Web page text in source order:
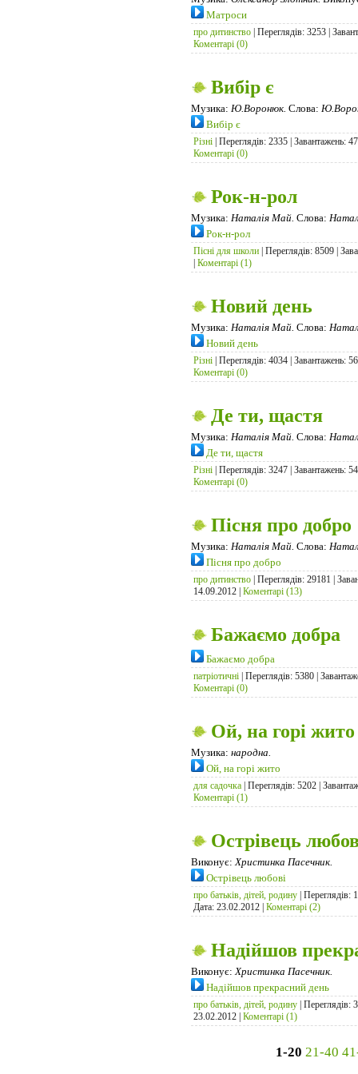
Матроси
про дитинство | Переглядів: 3253 |
Коментарі (0)
Вибір є
Музика: Ю.Воронюк. Слова:
Вибір є
Різні | Переглядів: 2335 | Завантажень:
Коментарі (0)
Рок-н-рол
Музика: Наталія Май. Слова:
Рок-н-рол
Пісні для школи | Переглядів: 8509 |
Коментарі (1)
Новий день
Музика: Наталія Май. Слова:
Новий день
Різні | Переглядів: 4034 | Завантажень:
Коментарі (0)
Де ти, щастя
Музика: Наталія Май. Слова:
Де ти, щастя
Різні | Переглядів: 3247 | Завантажень:
Коментарі (0)
Пісня про добро
Музика: Наталія Май. Слова:
Пісня про добро
про дитинство | Переглядів: 29181 |
14.09.2012 Коментарі (13)
Бажаємо добра
Бажаємо добра
патріотичні | Переглядів: 5380 |
Коментарі (0)
Ой, на горі жито
Музика: народна.
Ой, на горі жито
для садочка | Переглядів: 5202 |
Коментарі (1)
Острівець
Виконує:Христинка Пасечник.
Острівець любові
про батьків, дітей, родину |
Дата: 23.02.2012 Коментарі (2)
Надійшов
Виконує:Христинка Пасечник.
Надійшов прекрасний день
про батьків, дітей, родину |
23.02.2012 Коментарі (1)
1-20 21-40